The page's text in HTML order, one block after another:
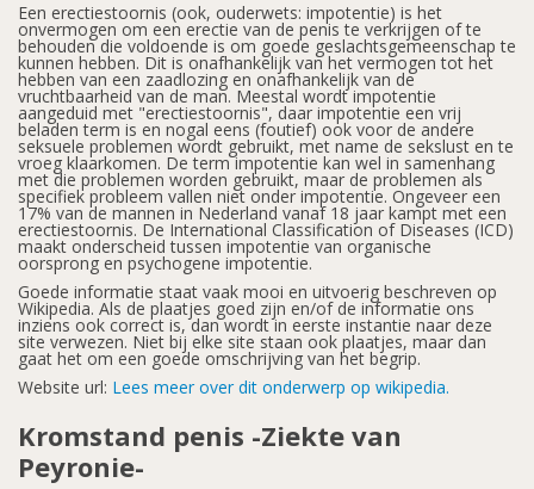
Een erectiestoornis (ook, ouderwets: impotentie) is het
onvermogen om een erectie van de penis te verkrijgen of te
behouden die voldoende is om goede geslachtsgemeenschap te
kunnen hebben. Dit is onafhankelijk van het vermogen tot het
hebben van een zaadlozing en onafhankelijk van de
vruchtbaarheid van de man. Meestal wordt impotentie
aangeduid met "erectiestoornis", daar impotentie een vrij
beladen term is en nogal eens (foutief) ook voor de andere
seksuele problemen wordt gebruikt, met name de sekslust en te
vroeg klaarkomen. De term impotentie kan wel in samenhang
met die problemen worden gebruikt, maar de problemen als
specifiek probleem vallen niet onder impotentie. Ongeveer een
17% van de mannen in Nederland vanaf 18 jaar kampt met een
erectiestoornis. De International Classification of Diseases (ICD)
maakt onderscheid tussen impotentie van organische
oorsprong en psychogene impotentie.
Goede informatie staat vaak mooi en uitvoerig beschreven op
Wikipedia. Als de plaatjes goed zijn en/of de informatie ons
inziens ook correct is, dan wordt in eerste instantie naar deze
site verwezen. Niet bij elke site staan ook plaatjes, maar dan
gaat het om een goede omschrijving van het begrip.
Website url: Lees meer over dit onderwerp op wikipedia.
Kromstand penis -Ziekte van
Peyronie-